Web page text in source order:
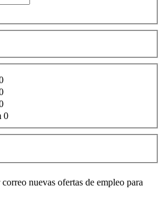
0
nuevas ofertas de empleo para